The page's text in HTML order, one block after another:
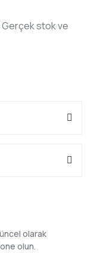
stok ve
olarak
olun.